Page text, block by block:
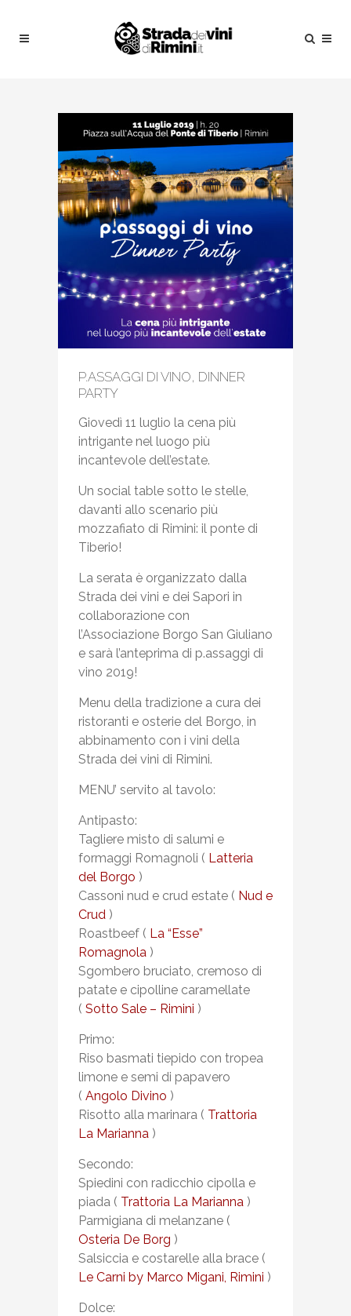
P.ASSAGGI DI VINO, DINNER
PARTY
Giovedì 11 luglio la cena più
intrigante nel luogo più
incantevole dell’estate.
Un social table sotto le stelle,
davanti allo scenario più
mozzafiato di Rimini: il ponte di
Tiberio!
La serata è organizzato dalla
Strada dei vini e dei Sapori in
collaborazione con
l’Associazione Borgo San Giuliano
e sarà l’anteprima di p.assaggi di
vino 2019!
Menu della tradizione a cura dei
ristoranti e osterie del Borgo, in
abbinamento con i vini della
Strada dei vini di Rimini.
MENU’ servito al tavolo:
Antipasto:
Tagliere misto di salumi e
formaggi Romagnoli ( Latteria
del Borgo )
Cassoni nud e crud estate ( Nud e
Crud )
Roastbeef ( La “Esse”
Romagnola )
Sgombero bruciato, cremoso di
patate e cipolline caramellate
( Sotto Sale – Rimini )
Primo:
Riso basmati tiepido con tropea
limone e semi di papavero
( Angolo Divino )
Risotto alla marinara ( Trattoria
La Marianna )
Secondo:
Spiedini con radicchio cipolla e
piada ( Trattoria La Marianna )
Parmigiana di melanzane (
Osteria De Borg )
Salsiccia e costarelle alla brace (
Le Carni by Marco Migani, Rimini )
Dolce: